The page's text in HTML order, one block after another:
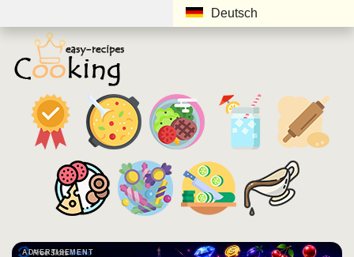
Deutsch
ADVERTISEMENT